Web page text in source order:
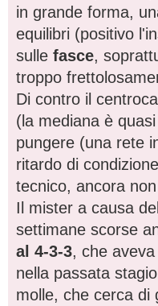
in grande forma,
equilibri (positivo
sulle fasce,
troppo
Di contro il
(la mediana è
pungere (una rete
ritardo di
tecnico, ancora
Il mister a causa
settimane scorse
al 4-3-3, che
nella passata
molle, che cerca di